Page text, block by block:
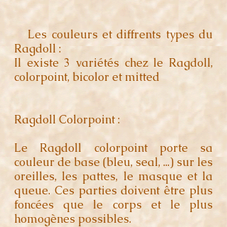
Les couleurs et diffrents types du
Ragdoll :
Il existe 3 variétés chez le Ragdoll,
colorpoint, bicolor et mitted
Ragdoll Colorpoint :
Le Ragdoll colorpoint porte sa
couleur de base (bleu, seal, ...) sur les
oreilles, les pattes, le masque et la
queue. Ces parties doivent être plus
foncées que le corps et le plus
homogènes possibles.